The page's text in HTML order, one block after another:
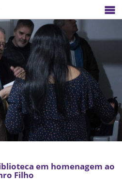
em homenagem ao
Filho